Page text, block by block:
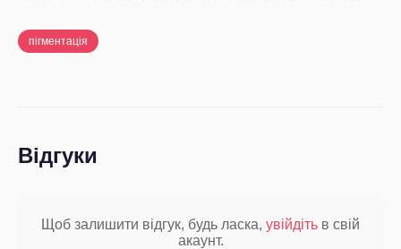
пігментація
Відгуки
Щоб залишити відгук, будь ласка, увійдіть в свій
акаунт.